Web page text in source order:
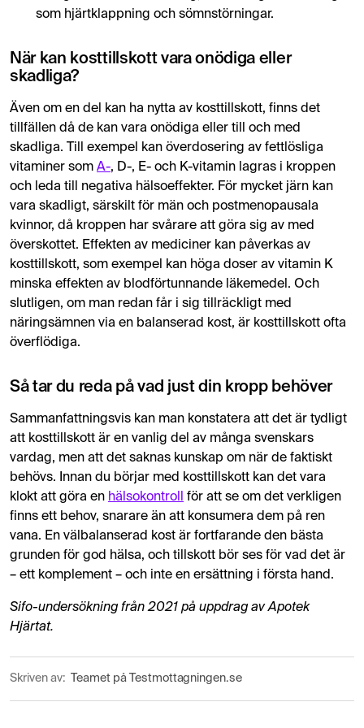
som hjärtklappning och sömnstörningar.
När kan kosttillskott vara onödiga eller
skadliga?
Även om en del kan ha nytta av kosttillskott, finns det
tillfällen då de kan vara onödiga eller till och med
skadliga. Till exempel kan överdosering av fettlösliga
vitaminer som A-, D-, E- och K-vitamin lagras i kroppen
och leda till negativa hälsoeffekter. För mycket järn kan
vara skadligt, särskilt för män och postmenopausala
kvinnor, då kroppen har svårare att göra sig av med
överskottet. Effekten av mediciner kan påverkas av
kosttillskott, som exempel kan höga doser av vitamin K
minska effekten av blodförtunnande läkemedel. Och
slutligen, om man redan får i sig tillräckligt med
näringsämnen via en balanserad kost, är kosttillskott ofta
överflödiga.
Så tar du reda på vad just din kropp behöver
Sammanfattningsvis kan man konstatera att det är tydligt
att kosttillskott är en vanlig del av många svenskars
vardag, men att det saknas kunskap om när de faktiskt
behövs. Innan du börjar med kosttillskott kan det vara
klokt att göra en hälsokontroll
för att se om det verkligen
finns ett behov, snarare än att konsumera dem på ren
vana. En välbalanserad kost är fortfarande den bästa
grunden för god hälsa, och tillskott bör ses för vad det är
– ett komplement – och inte en ersättning i första hand.
Sifo-undersökning från 2021 på uppdrag av Apotek
Hjärtat.
Skriven av: Teamet på Testmottagningen.se